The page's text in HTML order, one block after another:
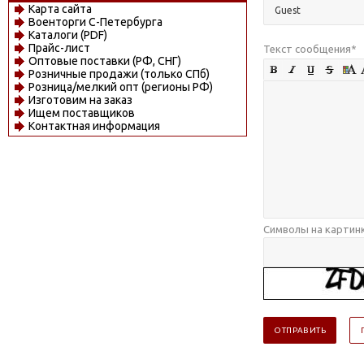
Карта сайта
Военторги С-Петербурга
Каталоги (PDF)
Прайс-лист
Оптовые поставки (РФ, СНГ)
Розничные продажи (только СПб)
Розница/мелкий опт (регионы РФ)
Изготовим на заказ
Ищем поставщиков
Контактная информация
Текст сообщения*
Символы на